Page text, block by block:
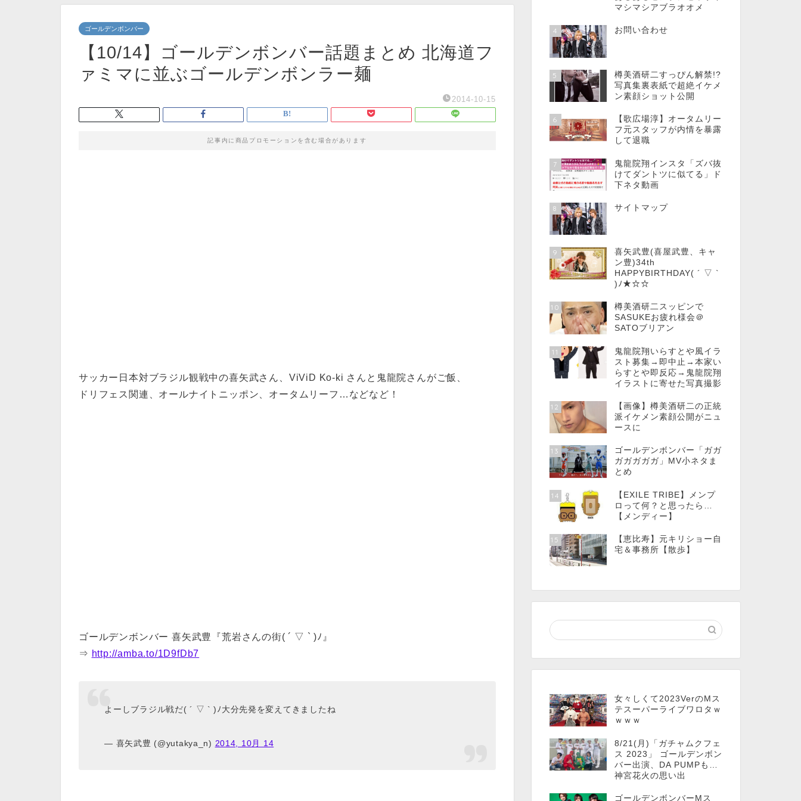
ゴールデンボンバー
【10/14】ゴールデンボンバー話題まとめ 北海道フ
ァミマに並ぶゴールデンボンラー麺
2014-10-15
記事内に商品プロモーションを含む場合があります
サッカー日本対ブラジル観戦中の喜矢武さん、ViViD Ko-ki さんと鬼龍院さんがご飯、
ドリフェス関連、オールナイトニッポン、オータムリーフ…などなど！
ゴールデンボンバー 喜矢武豊『荒岩さんの街( ´ ▽ ` )ﾉ』
⇒ http://amba.to/1D9fDb7
よーしブラジル戦だ( ´ ▽ ` )ﾉ大分先発を変えてきましたね
— 喜矢武豊 (@yutakya_n) 2014, 10月 14
マシマシアブラオオメ
4 お問い合わせ
5
樽美酒研二すっぴん解禁!?
写真集裏表紙で超絶イケメ
ン素顔ショット公開
6
【歌広場淳】オータムリー
フ元スタッフが内情を暴露
して退職
7
鬼龍院翔インスタ「ズバ抜
けてダントツに似てる」ド
下ネタ動画
8 サイトマップ
9
喜矢武豊(喜屋武豊、キャ
ン豊)34th
HAPPYBIRTHDAY( ´ ▽ `
)ﾉ★☆☆
10
樽美酒研二スッピンで
SASUKEお疲れ様会＠
SATOブリアン
11
鬼龍院翔いらすとや風イラ
スト募集→即中止→本家い
らすとや即反応→鬼龍院翔
イラストに寄せた写真撮影
12
【画像】樽美酒研二の正統
派イケメン素顔公開がニュ
ースに
13
ゴールデンボンバー「ガガ
ガガガガガ」MV小ネタま
とめ
14
【EXILE TRIBE】メンプ
ロって何？と思ったら…
【メンディー】
15
【恵比寿】元キリショー自
宅＆事務所【散歩】
女々しくて2023VerのMス
テスーパーライブワロタｗ
ｗｗｗ
8/21(月)「ガチャムクフェ
ス 2023」 ゴールデンボン
バー出演、DA PUMPも…
神宮花火の思い出
ゴールデンボンバーMス